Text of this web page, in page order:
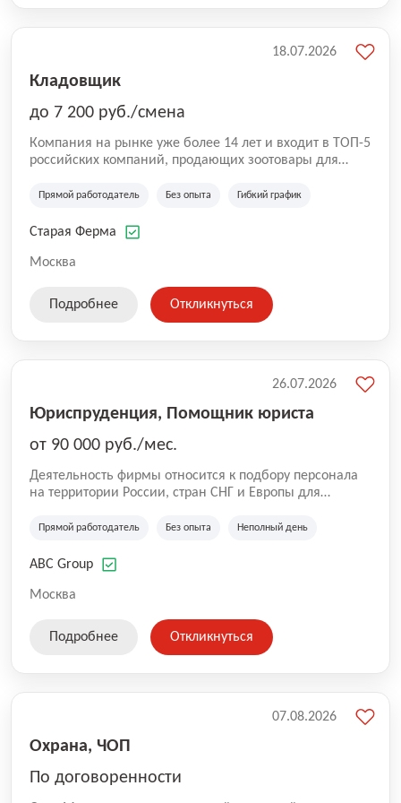
Кладовщик
до 7 200 руб./смена
Компания на рынке уже более 14 лет и входит в ТОП-5
российских компаний, продающих зоотовары для
компания владеет 5 розничными магазинами, а также
России (Wildberries, Ozon, Яндекс. Маркет и
на глобальной доставке товаров по всей территории
SKU, премиальные бренды кормов и собственные
Прямой работодатель Без опыта Гибкий график
Старая Ферма
Москва
18.07.2026
Подробнее Откликнуться
Юриспруденция, Помощник юриста
от 90 000 руб./мес.
Деятельность фирмы относится к подбору персонала
на территории России, стран СНГ и Европы для
культуре и развлечениям, информационным
Прямой работодатель Без опыта Неполный день
ABC Group
Москва
26.07.2026
Подробнее Откликнуться
Охрана, ЧОП
По договоренности
07.08.2026